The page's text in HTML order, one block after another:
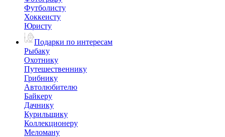
Футболисту
Хоккеисту
Юристу
Подарки по интересам
Рыбаку
Охотнику
Путешественнику
Грибнику
Автолюбителю
Байкеру
Дачнику
Курильщику
Коллекционеру
Меломану